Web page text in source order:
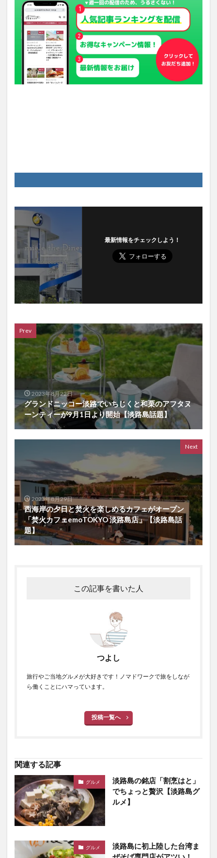
最新情報をチェックしよう！
Prev
2023年8月22日
グランドニッコー淡路でいちじくと和栗のアフタヌ
ーンティーが9月1日より開始【淡路島話題】
Next
2023年8月29日
西海岸の夕日と焚火を楽しめるカフェがオープン
「焚火カフェemoTOKYO 淡路島店」【淡路島話
題】
この記事を書いた人
つよし
旅行やご当地グルメが大好きです！ノマドワークで旅をしなが
ら働くことにハマっています。
投稿一覧へ
関連する記事
グルメ
淡路島の銘店「割烹はと」
でちょっと贅沢【淡路島グ
ルメ】
グルメ
淡路島に初上陸した台湾ま